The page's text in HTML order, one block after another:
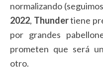
normalizando
2022, Thundertiene
por grandes
prometen que será
otro.